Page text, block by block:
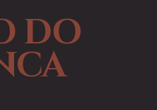
DO